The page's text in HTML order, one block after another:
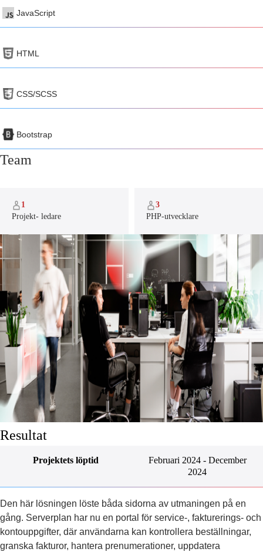
JavaScript
HTML
CSS/SCSS
Bootstrap
Team
1
Projekt- ledare
3
PHP-utvecklare
Resultat
Projektets löptid
Februari 2024 - December
2024
Den här lösningen löste båda sidorna av utmaningen på en
gång. Serverplan har nu en portal för service-, fakturerings- och
kontouppgifter, där användarna kan kontrollera beställningar,
granska fakturor, hantera prenumerationer, uppdatera